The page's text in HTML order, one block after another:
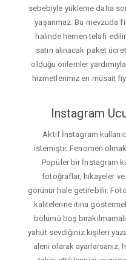
sebebiyle yükleme daha
yaşanmaz. Bu mevzuda
halinde hemen telafi
satın alınacak paket
olduğu önlemler
hizmetlerimiz en müsait
Instagram
Aktif İnstagram
istemiştir. Fenomen
Popüler bir İnstagram
fotoğraflar, hikayeler
görünür hale getirebilir.
kalitelerine itina
bölümü boş
yahut sevdiğiniz kişileri
aleni olarak